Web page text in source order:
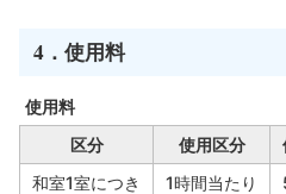
4．使用料
使用料
区分
使用区分
和室1室につき
1時間当たり